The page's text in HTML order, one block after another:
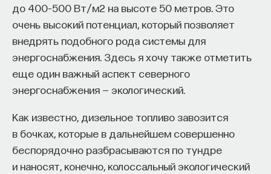
до 400–500 Вт/м2 на высоте 50 метров. Это
очень высокий потенциал, который позволяет
внедрять подобного рода системы для
энергоснабжения. Здесь я хочу также отметить
еще один важный аспект северного
энергоснабжения — экологический.
Как известно, дизельное топливо завозится
в бочках, которые в дальнейшем совершенно
беспорядочно разбрасываются по тундре
и наносят, конечно, колоссальный экологический
Внеси свой вклад в дело
просвещения!
ПОДДЕРЖАТЬ ПОСТНАУКУ
не в технике и не в экономике —
модернизация в головах. Сначала
происходят сдвиги, измеряемые
в поведенческих ценностях и установках.
Потом происходит переход
В рубрике «Лекции» мы будем выбирать для вас